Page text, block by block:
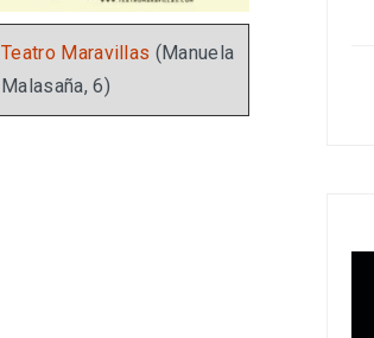
Teatro Maravillas (Manuela
Malasaña, 6)